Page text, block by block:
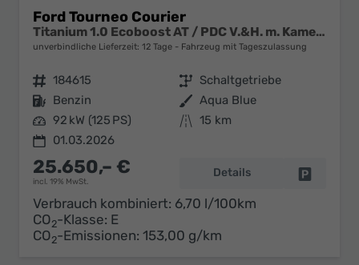
Ford Tourneo Courier
Titanium 1.0 Ecoboost AT / PDC V.&H. m. Kamera Privacy 5-Jahre Garantie Alu 16"
unverbindliche Lieferzeit: 12 Tage Fahrzeug mit Tageszulassung
Fahrzeugnr. 184615 Getriebe Schaltgetriebe
Kraftstoff Benzin Außenfarbe Aqua Blue
Leistung 92 kW (125 PS) Kilometerstand 15 km
01.03.2026
25.650,– €
incl. 19% MwSt.
Details
Verbrauch kombiniert: 6,70 l/100km
CO2-Klasse: E
CO2-Emissionen: 153,00 g/km